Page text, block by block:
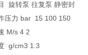
旋转泵 往复泵 静密封
压力 bar 15 100 150
M/s 4 2
g/cm3 1.3